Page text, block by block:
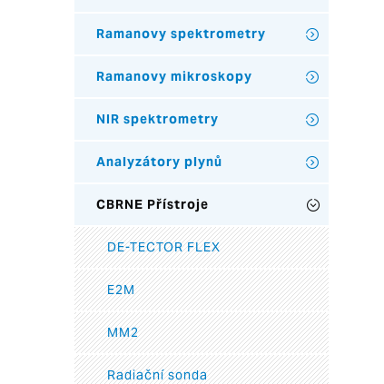
Ramanovy spektrometry
Ramanovy mikroskopy
NIR spektrometry
Analyzátory plynů
CBRNE Přístroje
DE-TECTOR FLEX
E2M
MM2
Radiační sonda